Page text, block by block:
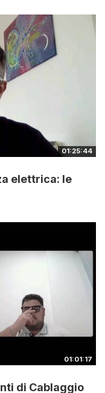
01:25:44
elettrica: le
01:01:17
di Cablaggio